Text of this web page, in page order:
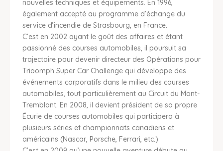
nouvelles techniques et équipements. En 1996,
également accepté au programme d’échange du
service d’incendie de Strasbourg, en France.
C’est en 2002 ayant le goût des affaires et étant
passionné des courses automobiles, il poursuit sa
trajectoire pour devenir directeur des Opérations pour
Trioomph Super Car Challenge qui développe des
événements corporatifs dans le milieu des courses
automobiles, tout particulièrement au Circuit du Mont-
Tremblant. En 2008, il devient président de sa propre
Écurie de courses automobiles qui participera à
plusieurs séries et championnats canadiens et
américains (Nascar, Porsche, Ferrari, etc.)